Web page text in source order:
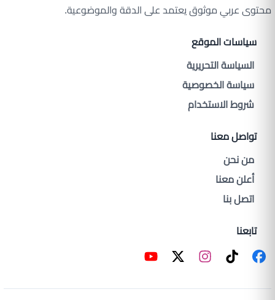
محتوى عربي موثوق يعتمد على الدقة والموضوعية.
سياسات الموقع
السياسة التحريرية
سياسة الخصوصية
شروط الاستخدام
تواصل معنا
من نحن
أعلن معنا
اتصل بنا
تابعنا